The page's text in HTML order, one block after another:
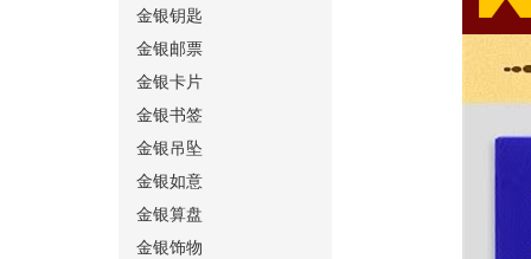
金银钥匙
金银邮票
金银卡片
金银书签
金银吊坠
金银如意
金银算盘
金银饰物